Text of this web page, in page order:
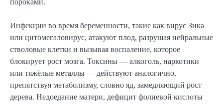
Инфекции во время беременности, такие как вирус Зика
или цитомегаловирус, атакуют плод, разрушая нейральные
стволовые клетки и вызывая воспаление, которое
блокирует рост мозга. Токсины — алкоголь, наркотики
или тяжёлые металлы — действуют аналогично,
препятствуя метаболизму, словно яд, замедляющий рост
дерева. Недоедание матери, дефицит фолиевой кислоты